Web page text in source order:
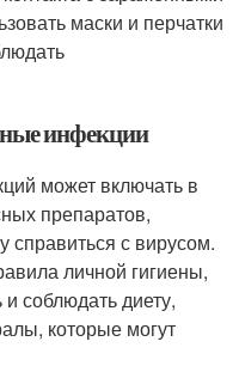
маски и перчатки
инфекции
может включать в
препаратов,
справиться с вирусом.
личной гигиены,
соблюдать диету,
которые могут